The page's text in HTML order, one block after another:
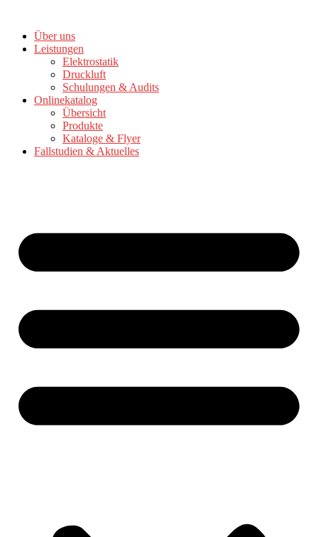
springenÜber uns
Leistungen
Elektrostatik
Druckluft
Schulungen & Audits
Onlinekatalog
Übersicht
Produkte
Kataloge & Flyer
Fallstudien & Aktuelles